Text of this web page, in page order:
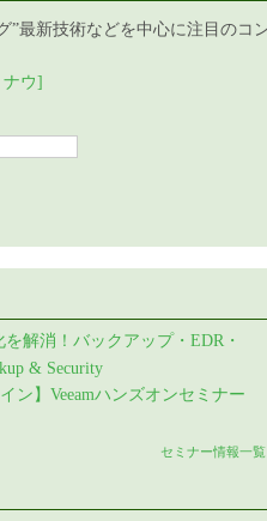
”最新技術などを中心に注目のコ
ウ]
解消！バックアップ・EDR・
& Security
イン】Veeamハンズオンセミナー
セミナー情報一覧